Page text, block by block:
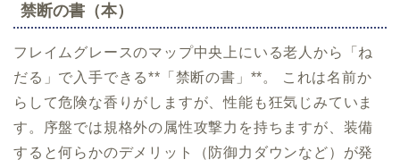
禁断の書（本）
フレイムグレースのマップ中央上にいる老人から「ね
だる」で入手できる**「禁断の書」**。 これは名前か
らして危険な香りがしますが、性能も狂気じみていま
す。序盤では規格外の属性攻撃力を持ちますが、装備
すると何らかのデメリット（防御力ダウンなど）が発